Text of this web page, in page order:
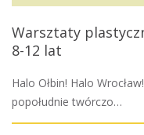
Warsztaty
8-12 lat
Halo Ołbin! Halo
popołudnie twórczo…